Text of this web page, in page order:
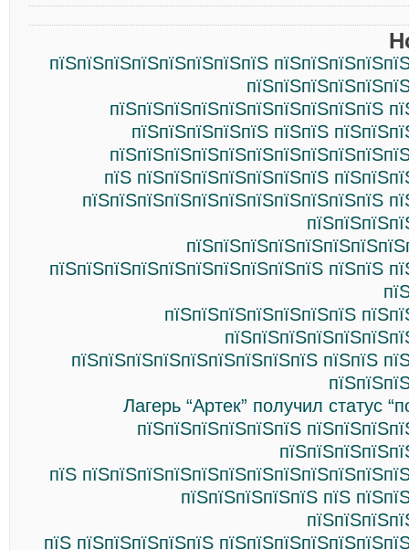
пїЅпїЅпїЅпїЅпїЅпїЅпїЅпїЅ
пїЅпїЅпїЅпїЅпїЅпїЅпїЅпїЅпїЅпїЅ
пїЅпїЅпїЅпїЅпїЅ пїЅпїЅ
пїЅ пїЅпїЅпїЅпїЅпїЅпїЅпїЅ
пїЅпїЅпїЅпїЅпїЅпїЅпїЅпїЅпїЅпїЅпїЅ
пїЅпїЅпїЅпїЅпїЅпїЅпїЅпїЅпїЅпїЅ пїЅпїЅ
пїЅпїЅпїЅпїЅпїЅпїЅпїЅ
пїЅпїЅпїЅпїЅпїЅпїЅпїЅпїЅпїЅ пїЅпїЅ
Лагерь “Артек” получил статус
пїЅпїЅпїЅпїЅпїЅпїЅ
пїЅ
пїЅпїЅпїЅпїЅпїЅ пїЅ
пїЅ пїЅпїЅпїЅпїЅпїЅ